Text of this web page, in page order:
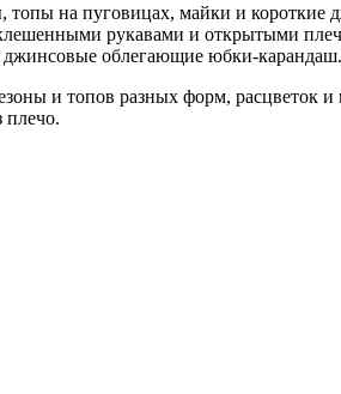
топы на пуговицах, майки и
рукавами и открытыми
джинсовые облегающие юбки-карандаш.
и топов разных форм, расцветок
плечо.